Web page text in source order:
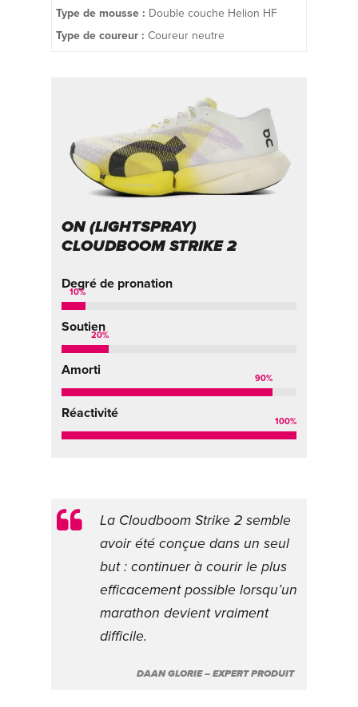
Type de mousse : Double couche Helion HF
Type de coureur : Coureur neutre
ON (LIGHTSPRAY)
CLOUDBOOM STRIKE 2
Degré de pronation
10%
Soutien
20%
Amorti
90%
Réactivité
100%
La Cloudboom Strike 2 semble
avoir été conçue dans un seul
but : continuer à courir le plus
efficacement possible lorsqu’un
marathon devient vraiment
difficile.
DAAN GLORIE – EXPERT PRODUIT